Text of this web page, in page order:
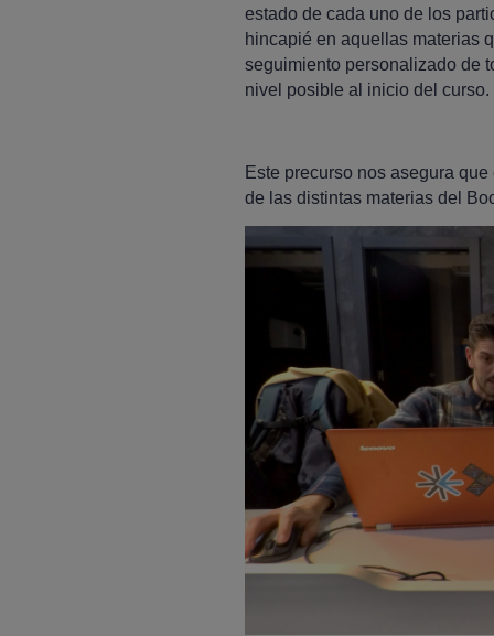
estado de cada uno de los
hincapié en aquellas materias
seguimiento personalizado de
nivel posible al inicio del curso.
Este precurso nos asegura
de las distintas materias del